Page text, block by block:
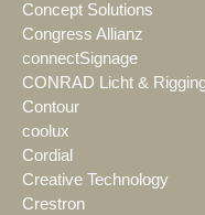
Concept Solutions
Congress Allianz
connectSignage
CONRAD Licht &
Contour
coolux
Cordial
Creative Technology
Crestron